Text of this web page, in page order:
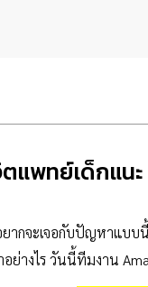
แพทย์เด็กแน
กจะเจอกับปัญหาแบบ
ย่างไร วันนี้ทีมงาน